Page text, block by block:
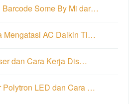
Barcode Some By Mi dar…
Mengatasi AC Daikin Ti…
dan Cara Kerja Dis…
Polytron LED dan Cara …